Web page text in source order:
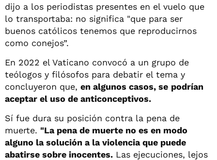
dijo a los periodistas presentes en el vuelo que
lo transportaba: no significa "que para ser
buenos católicos tenemos que reproducirnos
como conejos”.
En 2022 el Vaticano convocó a un grupo de
teólogos y filósofos para debatir el tema y
concluyeron que, en algunos casos, se podrían
aceptar el uso de anticonceptivos.
Sí fue dura su posición contra la pena de
muerte. "La pena de muerte no es en modo
alguno la solución a la violencia que puede
abatirse sobre inocentes. Las ejecuciones, lejos